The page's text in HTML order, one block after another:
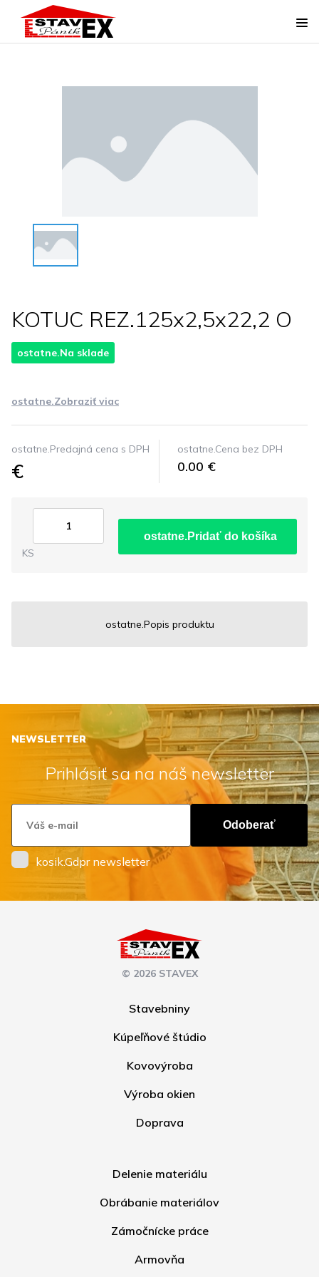
KOTUC REZ.125x2,5x22,2 O
ostatne.Na sklade
ostatne.Zobraziť viac
ostatne.Predajná cena s DPH
€
ostatne.Cena bez DPH
0.00 €
KS
ostatne.Pridať do košíka
ostatne.Popis produktu
NEWSLETTER
Prihlásiť sa na náš newsletter
Odoberať
kosik.Gdpr newsletter
© 2026 STAVEX
Stavebniny
Kúpeľňové štúdio
Kovovýroba
Výroba okien
Doprava
Delenie materiálu
Obrábanie materiálov
Zámočnícke práce
Armovňa